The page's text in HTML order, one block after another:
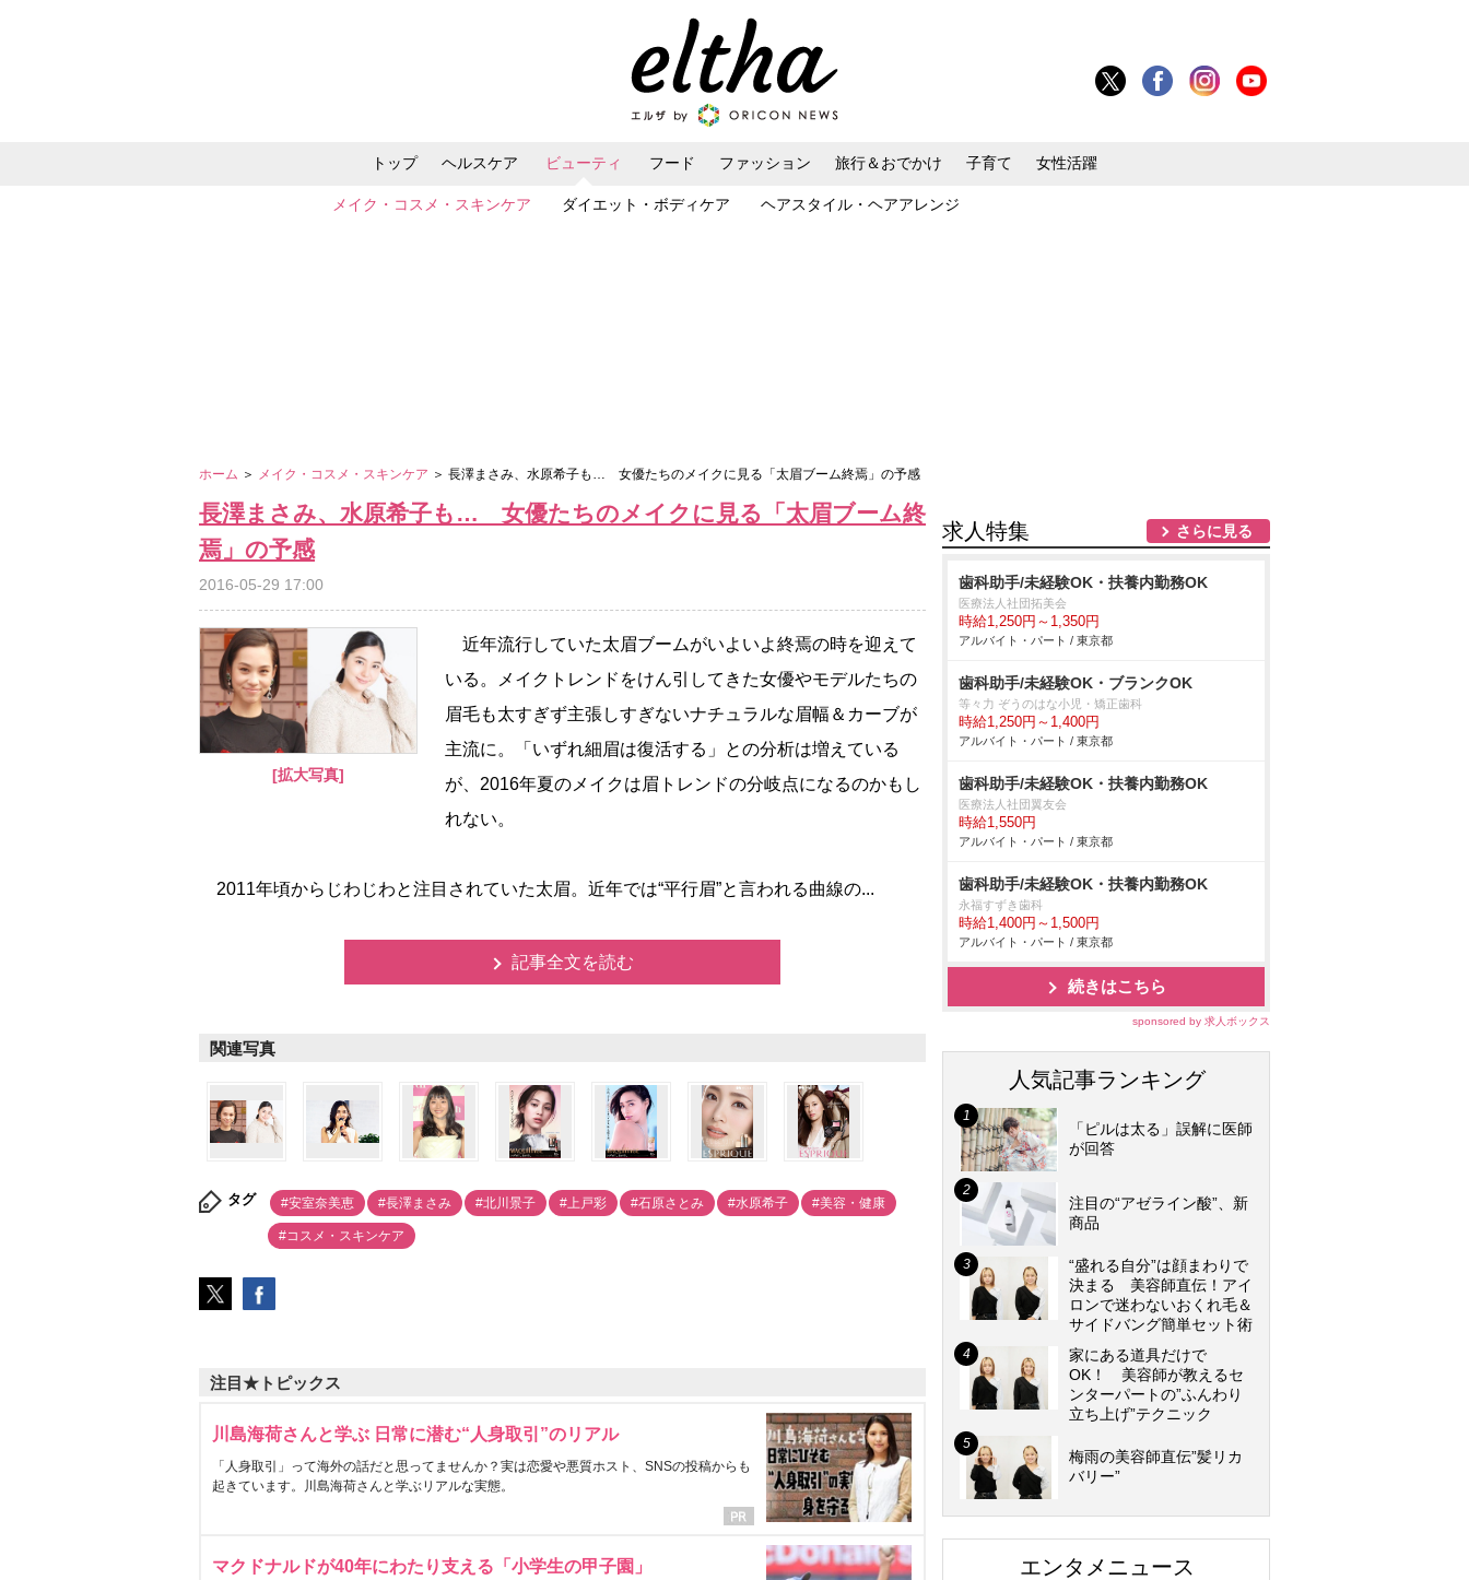
トップ ヘルスケア ビューティ
メイク・コスメ・スキンケア ダイエット・ボディケア ヘアスタイル・ヘアアレンジ
フード ファッション 旅行＆おでかけ 子育て 女性活躍
ホーム ＞ メイク・コスメ・スキンケア ＞ 長澤まさみ、水原希子も… 女優たちのメイクに見る「太眉ブーム終焉」の予感
長澤まさみ、水原希子も… 女優たちのメイクに見る「太眉ブーム終
焉」の予感
2016-05-29 17:00
[拡大写真]
近年流行していた太眉ブームがいよいよ終焉の時を迎えて
いる。メイクトレンドをけん引してきた女優やモデルたちの
眉毛も太すぎず主張しすぎないナチュラルな眉幅＆カーブが
主流に。「いずれ細眉は復活する」との分析は増えている
が、2016年夏のメイクは眉トレンドの分岐点になるのかもし
れない。
2011年頃からじわじわと注目されていた太眉。近年では“平行眉”と言われる曲線の...
記事全文を読む
関連写真
タグ #安室奈美恵 #長澤まさみ #北川景子 #上戸彩 #石原さとみ #水原希子 #美容・健康
#コスメ・スキンケア
注目★トピックス
川島海荷さんと学ぶ 日常に潜む“人身取引”のリアル
「人身取引」って海外の話だと思ってませんか？実は恋愛や悪質ホスト、SNSの投稿からも
起きています。川島海荷さんと学ぶリアルな実態。
マクドナルドが40年にわたり支える「小学生の甲子園」
求人特集 さらに見る
歯科助手/未経験OK・扶養内勤務OK
医療法人社団拓美会
時給1,250円～1,350円
アルバイト・パート / 東京都
歯科助手/未経験OK・ブランクOK
等々力 ぞうのはな小児・矯正歯科
時給1,250円～1,400円
アルバイト・パート / 東京都
歯科助手/未経験OK・扶養内勤務OK
医療法人社団翼友会
時給1,550円
アルバイト・パート / 東京都
歯科助手/未経験OK・扶養内勤務OK
永福すずき歯科
時給1,400円～1,500円
アルバイト・パート / 東京都
続きはこちら
sponsored by 求人ボックス
人気記事ランキング
「ピルは太る」誤解に医師
が回答
注目の“アゼライン酸”、新
商品
“盛れる自分”は顔まわりで
決まる 美容師直伝！アイ
ロンで迷わないおくれ毛＆
サイドバング簡単セット術
家にある道具だけで
OK！ 美容師が教えるセ
ンターパートの”ふんわり
立ち上げ”テクニック
梅雨の美容師直伝”髪リカ
バリー”
エンタメニュース